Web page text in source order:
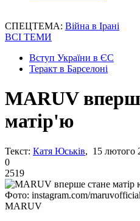
СПЕЦТЕМА: Війна в Ірані
ВСІ ТЕМИ
Вступ України в ЄС
Теракт в Барселоні
MARUV
матір'ю
Текст: Катя Юськів, 15 лютого
0
2519
Фото: instagram.com/maruvofficial
MARUV